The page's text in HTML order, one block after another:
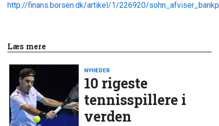
http://finans.borsen.dk/artikel/1/226920/
Læs mere
NYHEDER
10 rigeste
tennisspillere i
verden